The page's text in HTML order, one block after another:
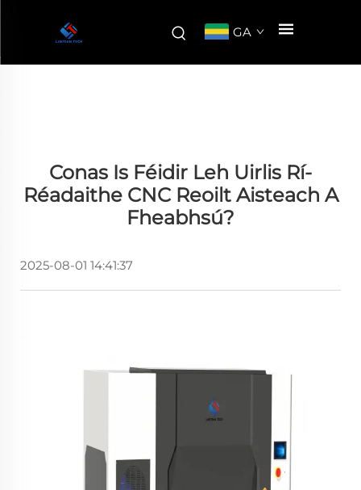
GA
Conas Is Féidir Leh Uirlis Rí-
Réadaithe CNC Reoilt Aisteach A
Fheabhsú?
2025-08-01 14:41:37